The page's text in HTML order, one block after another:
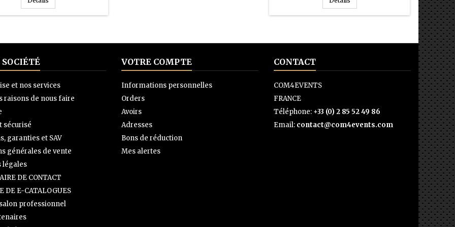
et nos services
raisons de nous faire
sécurisé
garanties et SAV
générales de vente
légales
DE CONTACT
DE E-CATALOGUES
professionnel
VOTRE COMPTE
Informations personnelles
Orders
Avoirs
Adresses
Bons de réduction
Mes alertes
CONTACT
COM4EVENTS
FRANCE
Téléphone: +33 (0) 2 85 52 49 86
Email: contact@com4events.com